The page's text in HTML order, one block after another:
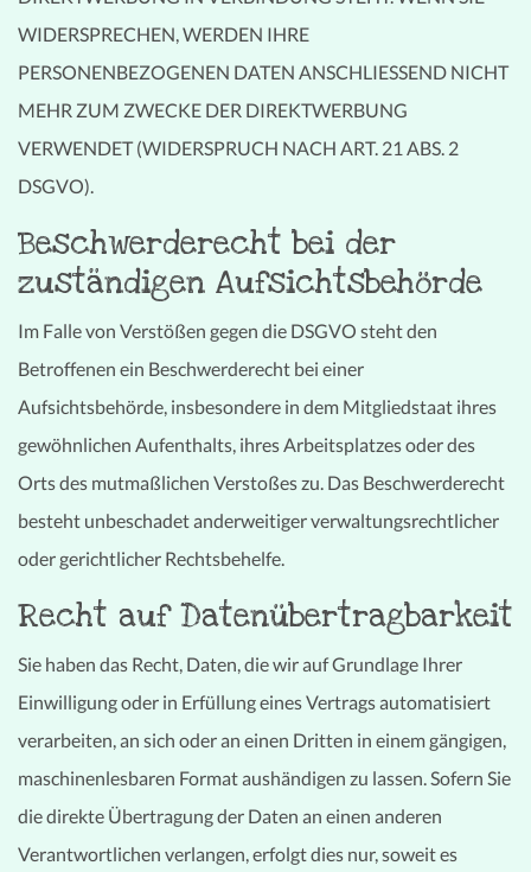
WIDERSPRECHEN, WERDEN IHRE
PERSONENBEZOGENEN DATEN ANSCHLIESSEND NICHT
MEHR ZUM ZWECKE DER DIREKTWERBUNG
VERWENDET (WIDERSPRUCH NACH ART. 21 ABS. 2
DSGVO).
Beschwerde­recht bei der
zuständigen Aufsichts­behörde
Im Falle von Verstößen gegen die DSGVO steht den
Betroffenen ein Beschwerderecht bei einer
Aufsichtsbehörde, insbesondere in dem Mitgliedstaat ihres
gewöhnlichen Aufenthalts, ihres Arbeitsplatzes oder des
Orts des mutmaßlichen Verstoßes zu. Das Beschwerderecht
besteht unbeschadet anderweitiger verwaltungsrechtlicher
oder gerichtlicher Rechtsbehelfe.
Recht auf Daten­übertrag­barkeit
Sie haben das Recht, Daten, die wir auf Grundlage Ihrer
Einwilligung oder in Erfüllung eines Vertrags automatisiert
verarbeiten, an sich oder an einen Dritten in einem gängigen,
maschinenlesbaren Format aushändigen zu lassen. Sofern Sie
die direkte Übertragung der Daten an einen anderen
Verantwortlichen verlangen, erfolgt dies nur, soweit es